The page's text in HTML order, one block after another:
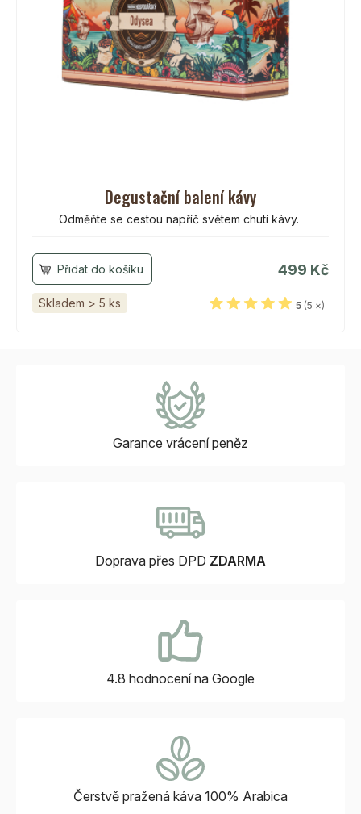
Degustační balení kávy
Odměňte se cestou napříč světem chutí kávy.
499 Kč
Skladem > 5 ks 5 (5 ×)
Garance vrácenípeněz
Doprava přes DPD ZDARMA
4.8 hodnocenína Google
Čerstvě pražená káva 100% Arabica